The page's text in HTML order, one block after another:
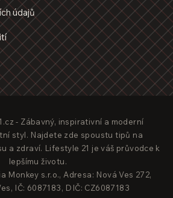
údajů
- Zábavný, inspirativní a moderní
styl. Najdete zde spoustu tipů na
a zdraví. Lifestyle 21 je váš průvodce k
lepšímu životu.
Monkey s.r.o., Adresa: Nová Ves 272,
IČ: 6087183, DIČ: CZ6087183